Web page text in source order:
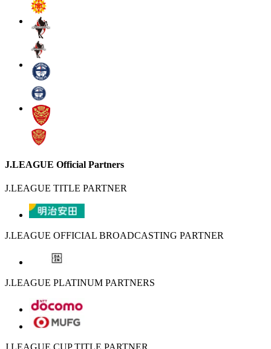
J.LEAGUE Official Partners
J.LEAGUE TITLE PARTNER
J.LEAGUE OFFICIAL BROADCASTING PARTNER
J.LEAGUE PLATINUM PARTNERS